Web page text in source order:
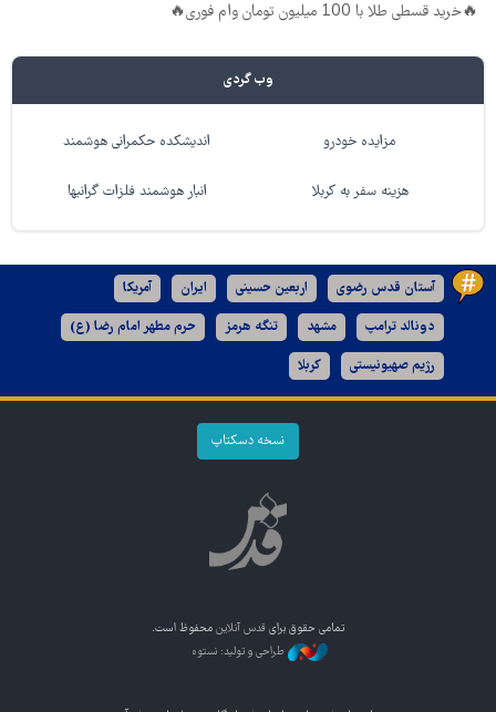
🔥خرید قسطی طلا با 100 میلیون تومان وام فوری🔥
وب گردی
مزایده خودرو اندیشکده حکمرانی هوشمند
هزینه سفر به کربلا انبار هوشمند فلزات گرانبها
آستان قدس رضوی اربعین حسینی ایران آمریکا
دونالد ترامپ مشهد تنگه هرمز حرم مطهر امام رضا (ع)
رژیم صهیونیستی کربلا
نسخه دسکتاپ
تمامی حقوق برای قدس آنلاین محفوظ است.
طراحی و تولید: نستوه